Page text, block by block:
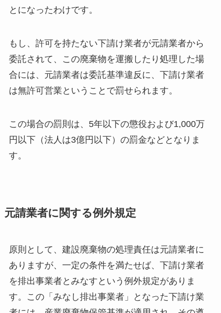
とになったわけです。
もし、許可を持たない下請け業者が元請業者から
委託されて、この廃棄物を運搬したり処理した場
合には、元請業者は委託基準違反に、下請け業者
は無許可営業ということで罰せられます。
この場合の罰則は、5年以下の懲役および1,000万
円以下（法人は3億円以下）の罰金などとなりま
す。
元請業者に関する例外規定
原則として、建設廃棄物の処理責任は元請業者に
ありますが、一定の条件を満たせば、下請け業者
を排出事業者とみなすという例外規定がありま
す。この「みなし排出事業者」となった下請け業